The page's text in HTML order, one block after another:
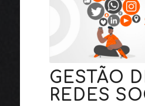
GESTÃO
REDES